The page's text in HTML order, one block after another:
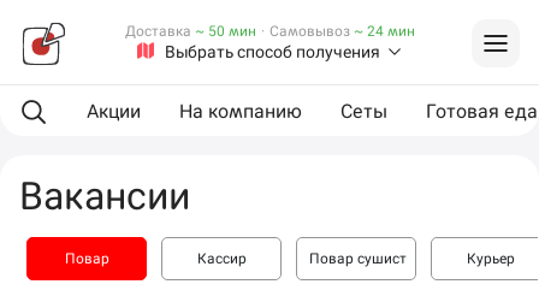
Выбрать способ получения
Доставка ~ 50 мин · Самовывоз ~ 24 мин
Акции На компанию Сеты Готовая еда
Вакансии
Повар Кассир Повар сушист Курьер